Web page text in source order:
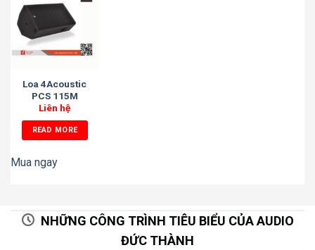
Loa 4Acoustic
PCS 115M
Liên hệ
READ MORE
Mua ngay
NHỮNG CÔNG TRÌNH TIÊU BIỂU CỦA AUDIO
ĐỨC THÀNH